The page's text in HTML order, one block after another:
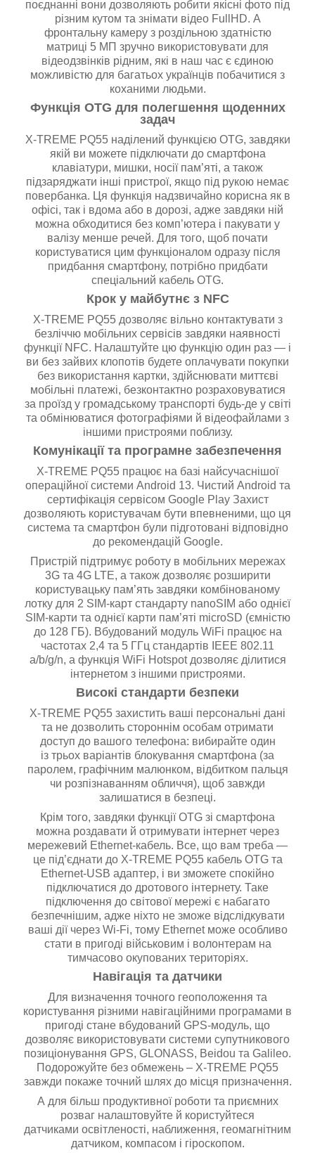
поєднанні вони дозволяють робити якісні фото під
різним кутом та знімати відео FullHD. А
фронтальну камеру з роздільною здатністю
матриці 5 МП зручно використовувати для
відеодзвінків рідним, які в наш час є єдиною
можливістю для багатьох українців побачитися з
коханими людьми.
Функція OTG для полегшення щоденних
задач
X-TREME PQ55 наділений функцією OTG, завдяки
якій ви можете підключати до смартфона
клавіатури, мишки, носії пам’яті, а також
підзаряджати інші пристрої, якщо під рукою немає
повербанка. Ця функція надзвичайно корисна як в
офісі, так і вдома або в дорозі, адже завдяки ній
можна обходитися без комп’ютера і пакувати у
валізу менше речей. Для того, щоб почати
користуватися цим функціоналом одразу після
придбання смартфону, потрібно придбати
спеціальний кабель OTG.
Крок у майбутнє з NFC
X-TREME PQ55 дозволяє вільно контактувати з
безліччю мобільних сервісів завдяки наявності
функції NFC. Налаштуйте цю функцію один раз — і
ви без зайвих клопотів будете оплачувати покупки
без використання картки, здійснювати миттєві
мобільні платежі, безконтактно розраховуватися
за проїзд у громадському транспорті будь-де у світі
та обмінюватися фотографіями й відеофайлами з
іншими пристроями поблизу.
Комунікації та програмне забезпечення
X-TREME PQ55 працює на базі найсучаснішої
операційної системи Android 13. Чистий Android та
сертифікація сервісом Google Play Захист
дозволяють користувачам бути впевненими, що ця
система та смартфон були підготовані відповідно
до рекомендацій Google.
Пристрій підтримує роботу в мобільних мережах
3G та 4G LTE, а також дозволяє розширити
користувацьку пам’ять завдяки комбінованому
лотку для 2 SIM-карт стандарту nanoSIM або однієї
SIM-карти та однієї карти пам’яті microSD (ємністю
до 128 ГБ). Вбудований модуль WiFi працює на
частотах 2,4 та 5 ГГц стандартів IEEE 802.11
a/b/g/n, а функція WiFi Hotspot дозволяє ділитися
інтернетом з іншими пристроями.
Високі стандарти безпеки
X-TREME PQ55 захистить ваші персональні дані
та не дозволить стороннім особам отримати
доступ до вашого телефона: вибирайте один
із трьох варіантів блокування смартфона (за
паролем, графічним малюнком, відбитком пальця
чи розпізнаванням обличчя), щоб завжди
залишатися в безпеці.
Крім того, завдяки функції OTG зі смартфона
можна роздавати й отримувати інтернет через
мережевий Ethernet-кабель. Все, що вам треба —
це під’єднати до X-TREME PQ55 кабель OTG та
Ethernet-USB адаптер, і ви зможете спокійно
підключатися до дротового інтернету. Таке
підключення до світової мережі є набагато
безпечнішим, адже ніхто не зможе відслідкувати
ваші дії через Wi-Fi, тому Ethernet може особливо
стати в пригоді військовим і волонтерам на
тимчасово окупованих територіях.
Навігація та датчики
Для визначення точного геоположення та
користування різними навігаційними програмами в
пригоді стане вбудований GPS-модуль, що
дозволяє використовувати системи супутникового
позиціонування GPS, GLONASS, Beidou та Galileo.
Подорожуйте без обмежень – X-TREME PQ55
завжди покаже точний шлях до місця призначення.
А для більш продуктивної роботи та приємних
розваг налаштовуйте й користуйтеся
датчиками освітленості, наближення, геомагнітним
датчиком, компасом і гіроскопом.